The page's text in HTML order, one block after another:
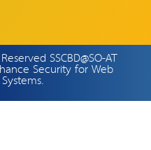
SSCBD@SO-AT
Security for Web